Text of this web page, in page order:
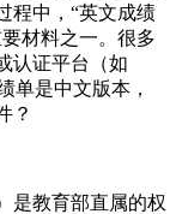
程中，“英文成绩
材料之一。很多
认证平台（如
单是中文版本，
？
是教育部直属的权